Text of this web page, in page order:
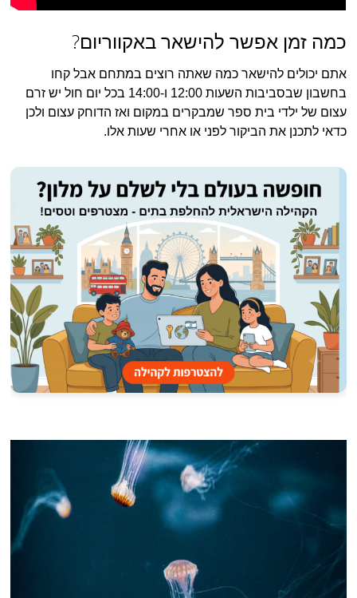
כמה זמן אפשר להישאר באקווריום?
אתם יכולים להישאר כמה שאתה רוצים במתחם אבל קחו
בחשבון שבסביבות השעות 12:00 ו-14:00 בכל יום חול יש זרם
עצום של ילדי בית ספר שמבקרים במקום ואז הדוחק עצום ולכן
כדאי לתכנן את הביקור לפני או אחרי שעות אלו.